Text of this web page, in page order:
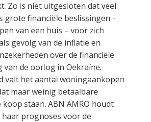
Zo is niet uitgesloten dat veel
grote financiële beslissingen –
van een huis – voor zich
gevolg van de inflatie en
over de financiële
de oorlog in Oekraïne.
valt het aantal woningaankopen
maar weinig betaalbare
staan. ABN AMRO houdt
haar prognoses voor de